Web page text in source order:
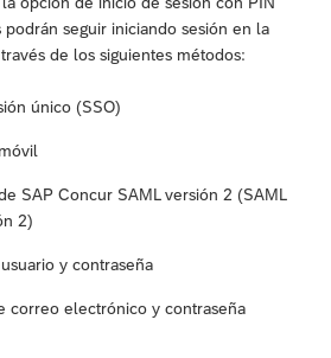
podrán seguir iniciando sesión en la
de los siguientes métodos:
único (SSO)
SAP Concur SAML versión 2 (SAML
2)
y contraseña
correo electrónico y contraseña